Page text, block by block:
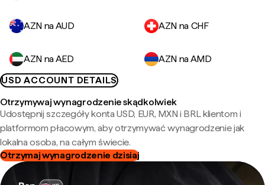
AZN na AUD AZN na CHF
AZN na AED
AZN na AMD
USD ACCOUNT DETAILS
Otrzymywaj wynagrodzenie skądkolwiek
Udostępnij szczegóły konta USD, EUR, MXN i BRL klientom i
platformom płacowym, aby otrzymywać wynagrodzenie jak
lokalna osoba, na całym świecie.
Otrzymaj wynagrodzenie dzisiaj